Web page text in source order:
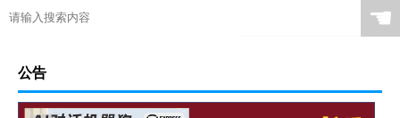
☚
公告